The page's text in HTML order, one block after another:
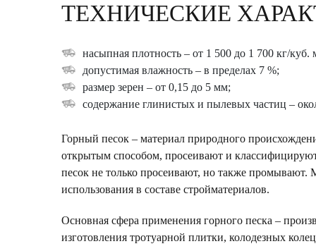
ТЕХНИЧЕСКИЕ
насыпная плотность – от 1 500 до 1 700 кг/куб.
допустимая влажность – в пределах 7 %;
размер зерен – от 0,15 до 5 мм;
содержание глинистых и пылевых частиц –
Горный песок – материал природного
открытым способом, просеивают и
песок не только просеивают, но также
использования в составе стройматериалов.
Основная сфера применения горного песка –
изготовления тротуарной плитки, колодезных